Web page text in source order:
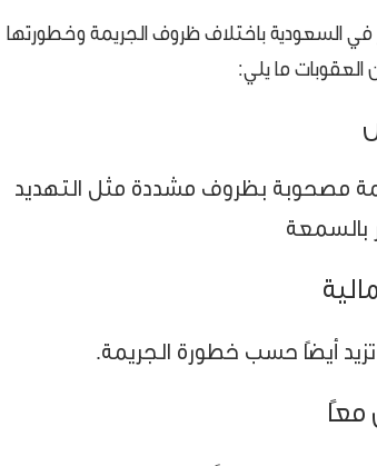
في السعودية باختلاف ظروف الجريمة وخطورتها
ما يلي:
مصحوبة بظروف مشددة مثل التهديد
بالسمعة
معًا